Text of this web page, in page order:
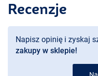
Recenzje
Napisz opinię i zyskaj
zakupy w sklepie!